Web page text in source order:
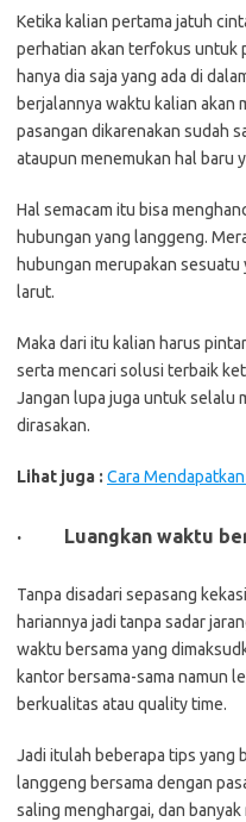
Ketika kalian pertama jatuh
perhatian akan terfokus untuk
hanya dia saja yang ada di
berjalannya waktu kalian akan
pasangan dikarenakan sudah
ataupun menemukan hal baru
Hal semacam itu bisa
hubungan yang langgeng.
hubungan merupakan sesuatu
larut.
Maka dari itu kalian harus
serta mencari solusi terbaik
Jangan lupa juga untuk selalu
dirasakan.
Lihat juga : Cara
· Luangkan waktu
Tanpa disadari sepasang
hariannya jadi tanpa sadar
waktu bersama yang
kantor bersama-sama namun
berkualitas atau quality time.
Jadi itulah beberapa tips yang
langgeng bersama dengan
saling menghargai, dan